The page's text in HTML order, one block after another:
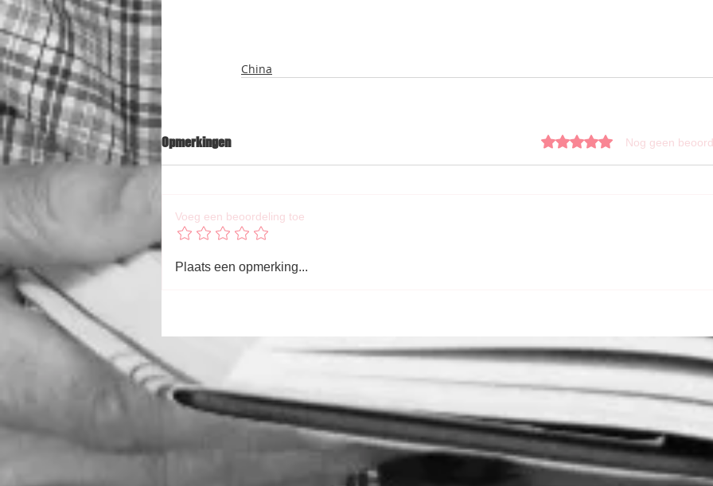
China
Opmerkingen Beoordeeld met 0 uit 5 sterren.
Nog geen
Voeg een beoordeling toe
Plaats een opmerking...